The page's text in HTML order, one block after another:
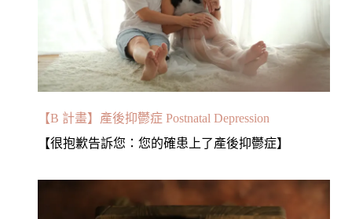
【B 計畫】產後抑鬱症 Postnatal Depression
【很抱歉告訴您：您的確患上了產後抑鬱症】